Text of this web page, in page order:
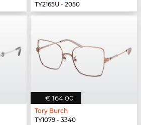
TY2165U - 2050
€ 164,00
Tory Burch
TY1079 - 3340